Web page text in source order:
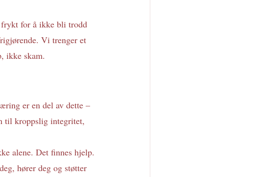
frykt for å ikke bli trodd
Vi trenger et
ikke skam.
er en del av dette –
til kroppslig integritet,
alene. Det finnes hjelp.
hører deg og støtter